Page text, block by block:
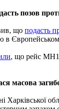
позов
що подасть
в
, що рейс
масова
Харківської